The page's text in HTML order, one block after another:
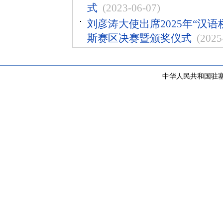
式 (2023-06-07)
刘彦涛大使出席2025年“汉
斯赛区决赛暨颁奖仪式
中华人民共和国驻